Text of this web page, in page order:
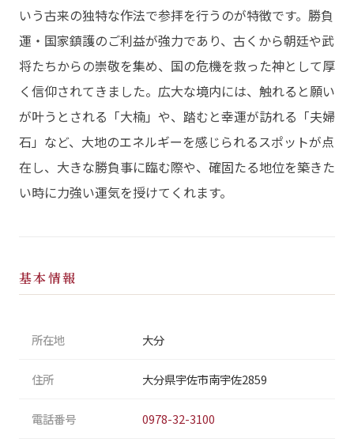
いう古来の独特な作法で参拝を行うのが特徴です。勝負
運・国家鎮護のご利益が強力であり、古くから朝廷や武
将たちからの崇敬を集め、国の危機を救った神として厚
く信仰されてきました。広大な境内には、触れると願い
が叶うとされる「大楠」や、踏むと幸運が訪れる「夫婦
石」など、大地のエネルギーを感じられるスポットが点
在し、大きな勝負事に臨む際や、確固たる地位を築きた
い時に力強い運気を授けてくれます。
基本情報
所在地 大分
住所 大分県宇佐市南宇佐2859
電話番号 0978-32-3100